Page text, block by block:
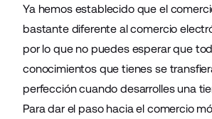
Ya hemos establecido que el
bastante diferente al comercio
por lo que no puedes esperar que
conocimientos que tienes se
perfección cuando desarrolles una
Para dar el paso hacia el comercio